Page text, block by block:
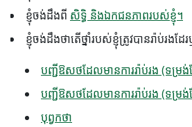
ខ្ញុំចង់ដឹងពី សិទ្ធិ និងឯកជនភាពរបស់ខ្ញុំ។
ខ្ញុំ​ចង់​ដឹង​ថា​តើ​ថ្នាំ​របស់​ខ្ញុំ​ត្រូវ​បាន​រ៉ាប់រង​ដែ
បញ្ជីឱសថដែលមានការរ៉ាប់រង (ទម្រ
បញ្ជីឱសថដែលមានការរ៉ាប់រង (ទម្រ
បុព្វកថា